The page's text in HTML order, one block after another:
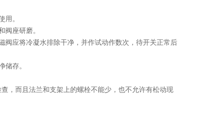
。
座研磨。
应将冷凝水排除干净，并作试动作数次，待开关正常后
存。
而且法兰和支架上的螺栓不能少，也不允许有松动现